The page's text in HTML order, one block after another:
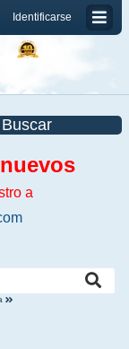
Identificarse
Buscar
a